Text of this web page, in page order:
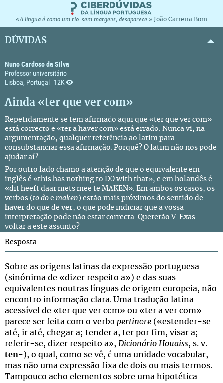
«A língua é como um rio: sem margens, desaparece.» João Carreira Bom
DÚVIDAS
Nuno Cardoso da Silva
Professor universitário
Lisboa, Portugal
12K
Ainda «ter que ver com»
Repetidamente se tem afirmado aqui que «ter que ver com»
está correcto e «ter a haver com» está errado. Nunca vi, na
argumentação, qualquer referência ao latim para
consubstanciar essa afirmação. Porquê? O latim não nos pode
ajudar aí?
Por outro lado chamo a atenção de que o equivalente em
inglês é «this has nothing to DO with that», e em holandês é
«dit heeft daar niets mee te MAKEN». Em ambos os casos, os
verbos ( to do e maken ) estão mais próximos do sentido de
haver do que de ver, o que pode indiciar que a vossa
interpretação pode não estar correcta. Quererão V. Exas.
voltar a este assunto?
Resposta
Sobre as origens latinas da expressão portuguesa
(sinónima de «dizer respeito a») e das suas
equivalentes noutras línguas de origem europeia, não
encontro informação clara. Uma tradução latina
acessível de «ter que ver com» ou «ter a ver com»
parece ser feita com o verbo pertinēre («estender-se
até, ir até, chegar a; tender a, ter por fim, visar a;
referir-se, dizer respeito a», Dicionário Houaiss, s. v.
ten-), o qual, como se vê, é uma unidade vocabular,
mas não uma expressão fixa de dois ou mais termos.
Tampouco acho elementos sobre uma hipotética